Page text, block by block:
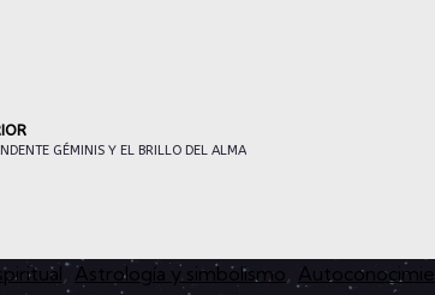
GÉMINIS Y EL BRILLO DEL ALMA
, Astrología y simbolismo,